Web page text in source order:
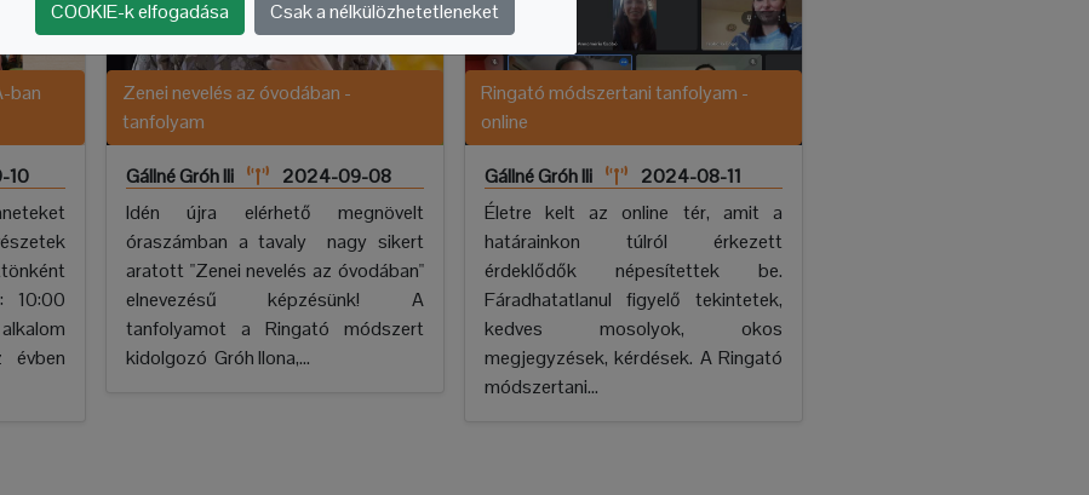
ban
10
10:00
évben
Zenei nevelés az óvodában -
tanfolyam
Gállné Gróh Ili
2024-09-08
Idén újra elérhető megnövelt
óraszámban a tavaly nagy sikert
aratott "Zenei nevelés az óvodában"
elnevezésű képzésünk! A
tanfolyamot a Ringató módszert
kidolgozó Gróh Ilona,...
Ringató módszertani tanfolyam -
online
Gállné Gróh Ili
2024-08-11
Életre kelt az online tér, amit a
határainkon túlról érkezett
érdeklődők népesítettek be.
Fáradhatatlanul figyelő tekintetek,
kedves mosolyok, okos
megjegyzések, kérdések. A Ringató
módszertani...
COOKIE-k elfogadása Csak a nélkülözhetetleneket